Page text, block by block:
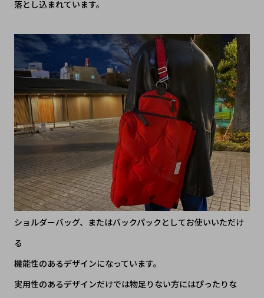
落とし込まれています。
ショルダーバッグ、またはバックパックとしてお使いいただけ
る
機能性のあるデザインになっています。
実用性のあるデザインだけでは物足りない方にはぴったりな